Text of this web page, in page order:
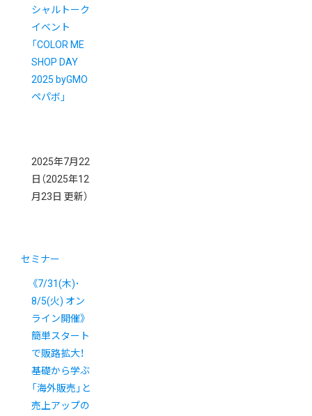
シャルトーク
イベント
「COLOR ME
SHOP DAY
2025 byGMO
ペパボ」
2025年7月22
日 （2025年12
月23日 更新）
セミナー
《7/31(木)･
8/5(火) オン
ライン開催》
簡単スタート
で販路拡大！
基礎から学ぶ
「海外販売」と
売上アップの